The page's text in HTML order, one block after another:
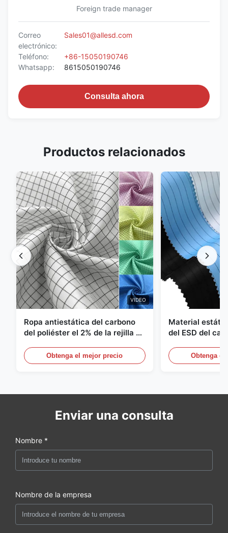
Foreign trade manager
Correo
electrónico:
Sales01@allesd.com
Teléfono:
+86-15050190746
Whatsapp:
8615050190746
Consulta ahora
Productos relacionados
VIDEO
Ropa antiestática del carbono
del poliéster el 2% de la rejilla el
1/2
Obtenga el mejor precio
Material
del ESD del
Obtenga el
Enviar una consulta
Nombre *
Nombre de la empresa